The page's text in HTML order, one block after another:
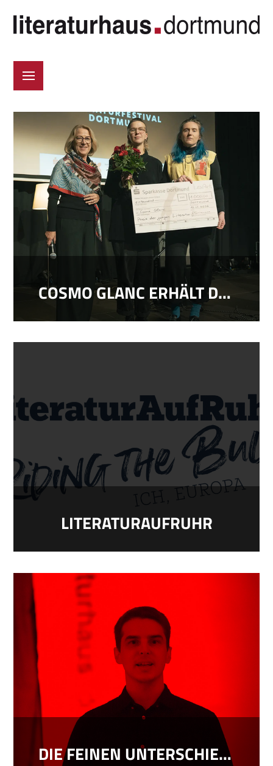
COSMO GLANC ERHÄLT DEN LESART.PREIS 2025
LITERATURAUFRUHR
DIE FEINEN UNTERSCHIEDE…